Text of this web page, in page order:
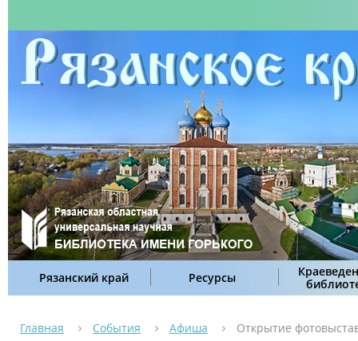
Рязанский край Ресурсы
Главная События Афиша Открытие